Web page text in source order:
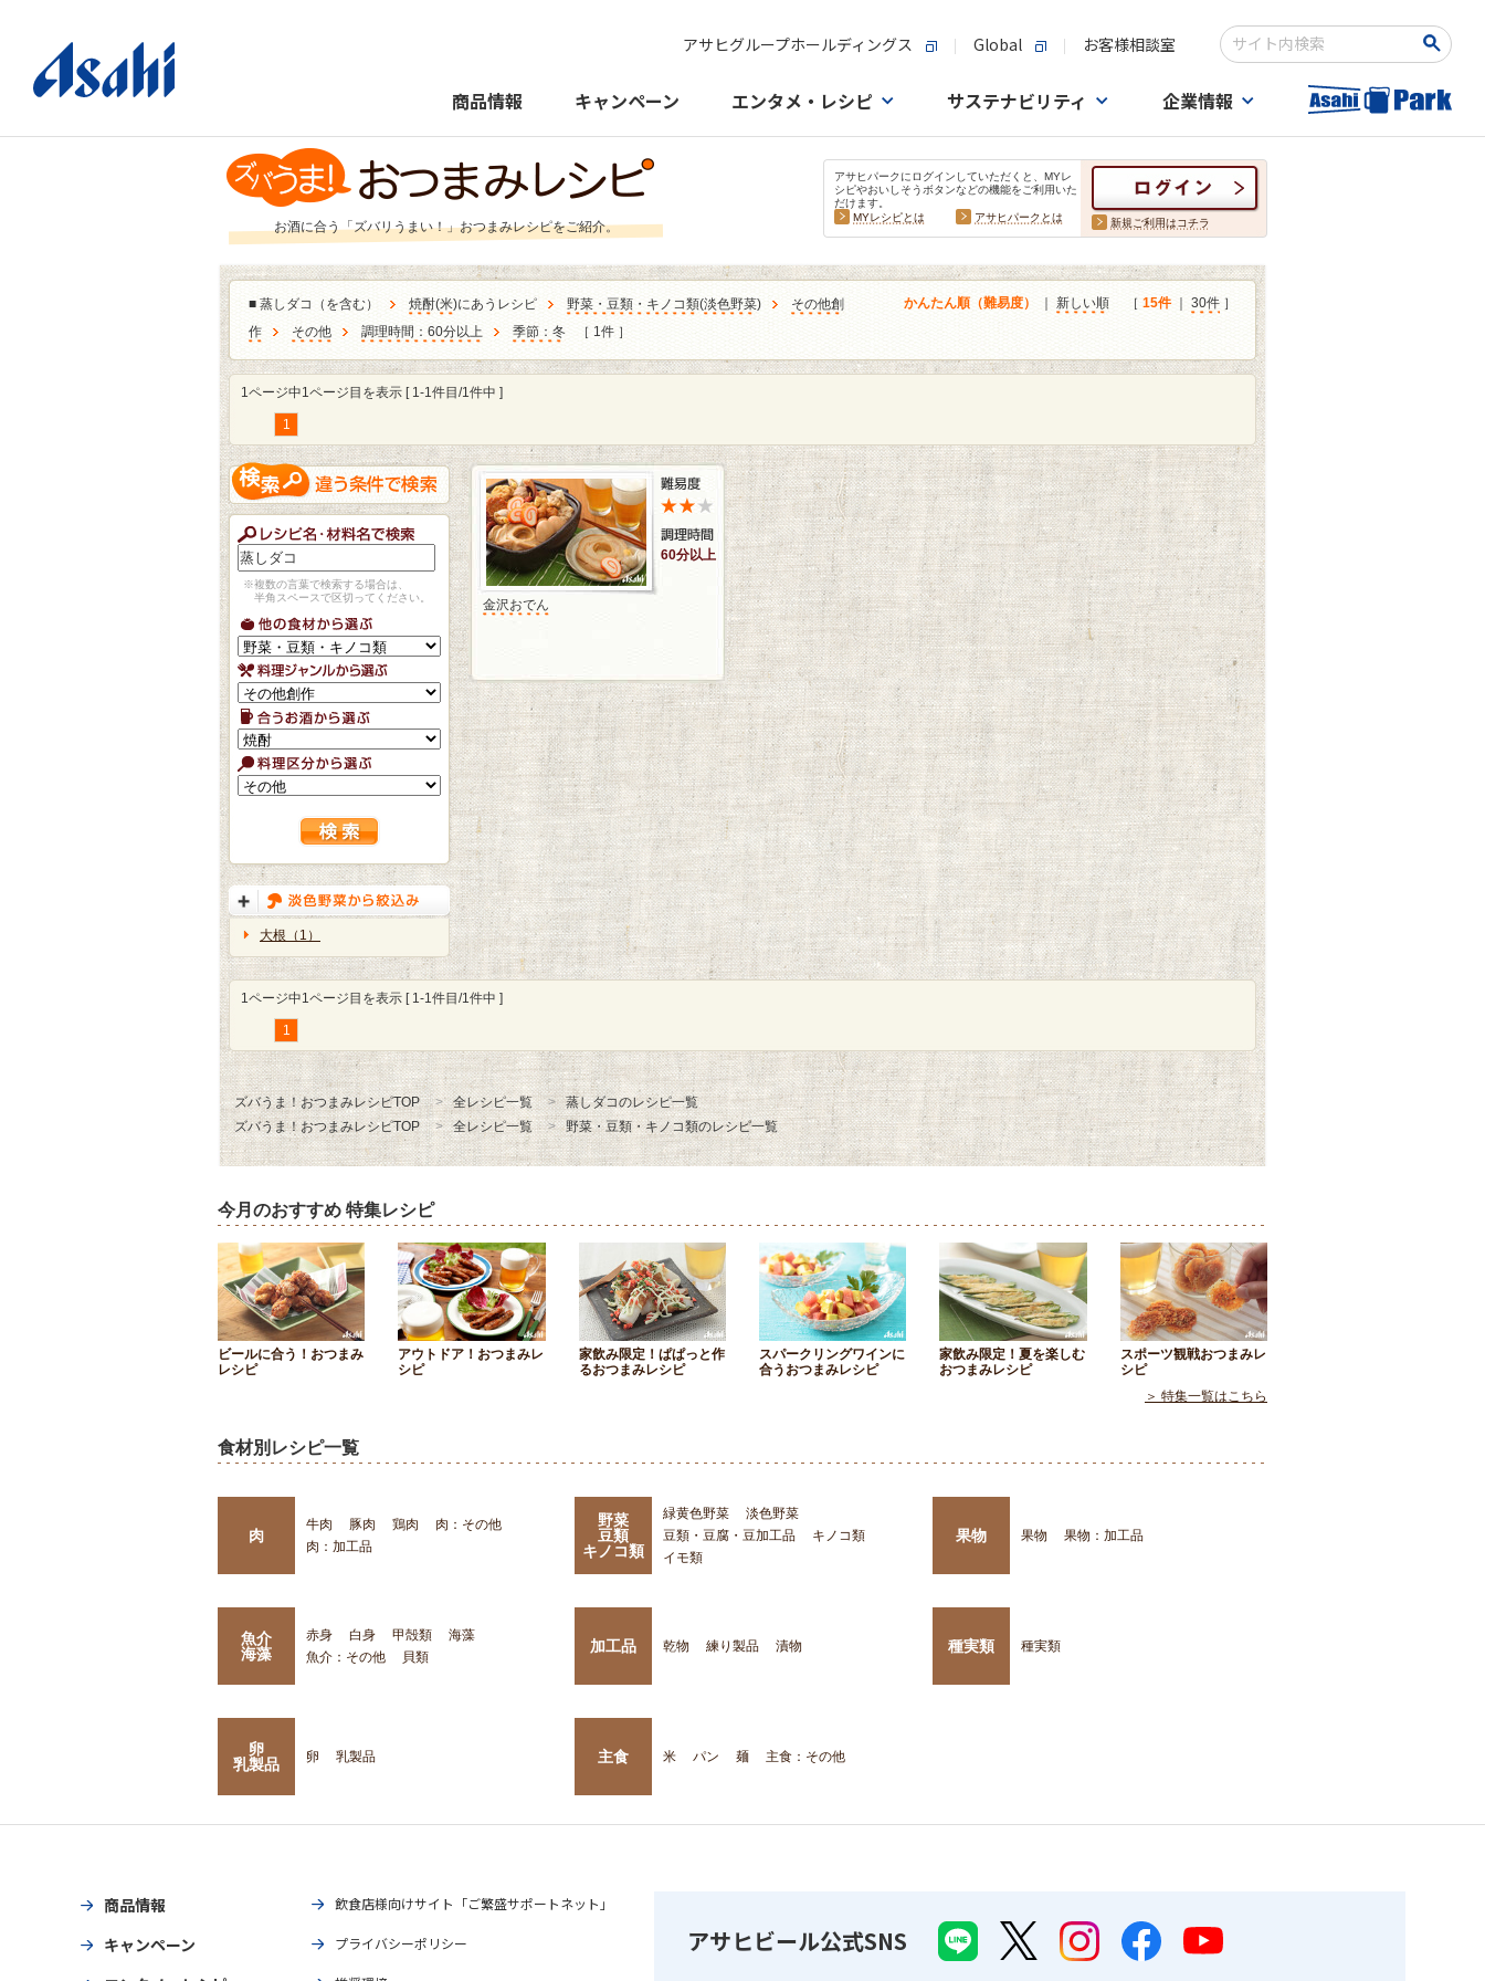
アサヒグループホールディングス Global お客様相談室
検索キーワード入力
商品情報 キャンペーン エンタメ・レシピ サステナビリティ 企業情報
お酒に合う「ズバリうまい！」おつまみレシピをご紹介。
アサヒパークにログインしていただくと、MYレ
シピやおいしそうボタンなどの機能をご利用いた
だけます。
MYレシピとは
アサヒパークとは 新規ご利用はコチラ
■ 蒸しダコ（を含む） 焼酎(米)にあうレシピ 野菜・豆類・キノコ類(淡色野菜)
その他創
作
その他 調理時間：60分以上 季節：冬 ［ 1件 ］
かんたん順（難易度） 新しい順 ［ 15件｜ 30件 ］
1ページ中1ページ目を表示 [ 1-1件目/1件中 ]
1
※複数の言葉で検索する場合は、
半角スペースで区切ってください。
大根（1）
60分以上
金沢おでん
1ページ中1ページ目を表示 [ 1-1件目/1件中 ]
1
ズバうま！おつまみレシピTOP 全レシピ一覧
蒸しダコのレシピ一覧
ズバうま！おつまみレシピTOP
全レシピ一覧 野菜・豆類・キノコ類のレシピ一覧
今月のおすすめ 特集レシピ
ビールに合う！おつまみ
レシピ
アウトドア！おつまみレ
シピ
家飲み限定！ぱぱっと作
るおつまみレシピ
スパークリングワインに
合うおつまみレシピ
家飲み限定！夏を楽しむ
おつまみレシピ
スポーツ観戦おつまみレ
シピ
＞ 特集一覧はこちら
食材別レシピ一覧
肉
牛肉 豚肉 鶏肉
肉：その他
肉：加工品
野菜
豆類
キノコ類
緑黄色野菜
淡色野菜
豆類・豆腐・豆加工品
キノコ類
イモ類
果物 果物 果物：加工品
魚介
海藻
赤身 白身 甲殻類
海藻
魚介：その他
貝類
加工品 乾物 練り製品 漬物 種実類 種実類
卵
乳製品
卵 乳製品 主食 米 パン 麺 主食：その他
商品情報
キャンペーン
飲食店様向けサイト「ご繁盛サポートネット」
プライバシーポリシー アサヒビール公式SNS